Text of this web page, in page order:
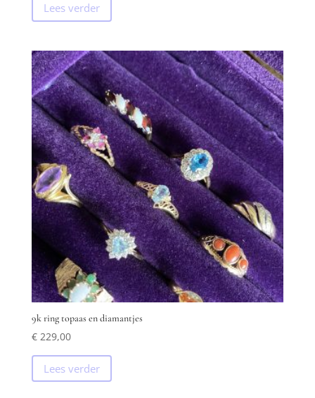
Lees verder
9k ring topaas en diamantjes
€229,00
Lees verder